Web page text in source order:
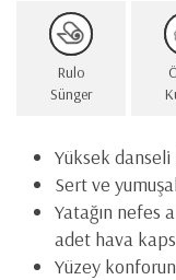
Rulo
Sünger
Yüksek
Sert ve
Yatağın nefes
adet hava
Yüzey